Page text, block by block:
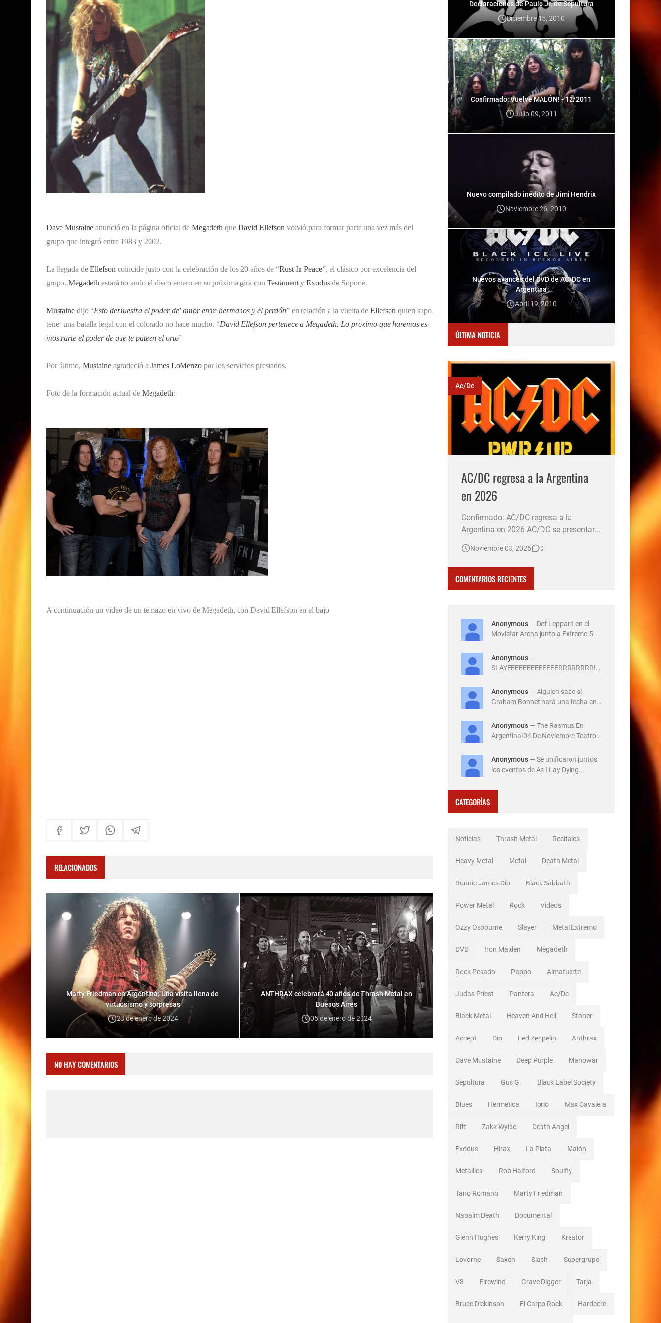
Dave Mustaine anunció en la página oficial de Megadeth que David Ellefson volvió para formar parte una vez más del
grupo que integró entre 1983 y 2002.
La llegada de Ellefson coincide justo con la celebración de los 20 años de “Rust In Peace”, el clásico por excelencia del
grupo. Megadeth estará tocando el disco entero en su próxima gira con Testament y Exodus de Soporte.
Mustaine dijo “Esto demuestra el poder del amor entre hermanos y el perdón” en relación a la vuelta de Ellefson quien supo
tener una batalla legal con el colorado no hace mucho. “David Ellefson pertenece a Megadeth. Lo próximo que haremos es
mostrarte el poder de que te pateen el orto”
Por último, Mustaine agradeció a James LoMenzo por los servicios prestados.
Foto de la formación actual de Megadeth:
A continuación un video de un temazo en vivo de Megadeth, con David Ellefson en el bajo:
RELACIONADOS
Marty Friedman en Argentina: Una visita llena de
virtuosismo y sorpresas
23 de enero de 2024
ANTHRAX celebrará 40 años de Thrash Metal en
Buenos Aires
05 de enero de 2024
NO HAY COMENTARIOS
Declaraciones de Paulo Jr. de Sepultura
Diciembre 15, 2010
Confirmado: Vuelve MALÓN! - 12/2011
Julio 09, 2011
Nuevo compilado inédito de Jimi Hendrix
Noviembre 26, 2010
Nuevos avances del DVD de AC/DC en
Argentina
Abril 19, 2010
ÚLTIMA NOTICIA
Ac/dc
AC/DC regresa a la Argentina
en 2026
Confirmado: AC/DC regresa a la
Argentina en 2026 AC/DC se presentará
River Plate de Argentina, como parte de
entradas saldrán a la venta el 7 de
noviembre a las 10:00 horas a través de
Noviembre 03, 2025 0
COMENTARIOS RECIENTES
Anonymous — Def Leppard en el
Movistar Arena junto a Extreme.5...
Anonymous —
SLAYEEEEEEEEEEEEERRRRRRRR!!!
Anonymous — Alguien sabe si
Graham Bonnet hará una fecha en
Anonymous — The Rasmus En
Argentina!04 De Noviembre Teatro
Anonymous — Se unificaron juntos
los eventos de As I Lay Dying...
CATEGORÍAS
Noticias Thrash Metal Recitales
Heavy Metal Metal Death Metal
Ronnie James Dio Black Sabbath
Power Metal Rock Videos
Ozzy Osbourne Slayer Metal Extremo
DVD Iron Maiden Megadeth
Rock Pesado Pappo Almafuerte
Judas Priest Pantera Ac/dc
Black Metal Heaven And Hell Stoner
Accept Dio Led Zeppelin Anthrax
Dave Mustaine Deep Purple Manowar
Sepultura Gus G. Black Label Society
Blues Hermetica Iorio Max Cavalera
Riff Zakk Wylde Death Angel
Exodus Hirax La Plata Malón
Metallica Rob Halford Soulfly
Tano Romano Marty Friedman
Napalm Death Documental
Glenn Hughes Kerry King Kreator
Lovorne Saxon Slash Supergrupo
V8 Firewind Grave Digger Tarja
Bruce Dickinson El Carpo Rock Hardcore